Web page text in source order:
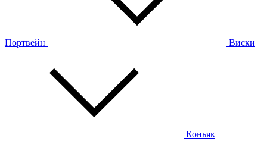
Портвейн Виски
Коньяк